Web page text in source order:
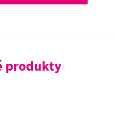
produkty